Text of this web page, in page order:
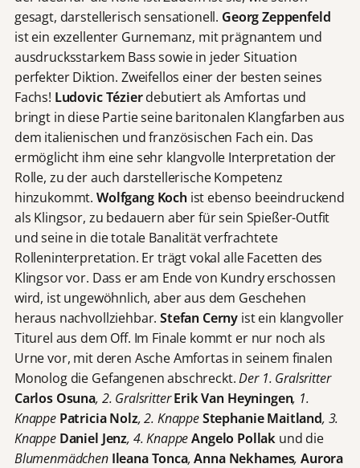
gesagt, darstellerisch sensationell. Georg Zeppenfeld
ist ein exzellenter Gurnemanz, mit prägnantem und
ausdrucksstarkem Bass sowie in jeder Situation
perfekter Diktion. Zweifellos einer der besten seines
Fachs! Ludovic Tézierdebutiert als Amfortas und
bringt in diese Partie seine baritonalen Klangfarben aus
dem italienischen und französischen Fach ein. Das
ermöglicht ihm eine sehr klangvolle Interpretation der
Rolle, zu der auch darstellerische Kompetenz
hinzukommt. Wolfgang Kochist ebenso beeindruckend
als Klingsor, zu bedauern aber für sein Spießer-Outfit
und seine in die totale Banalität verfrachtete
Rolleninterpretation. Er trägt vokal alle Facetten des
Klingsor vor. Dass er am Ende von Kundry erschossen
wird, ist ungewöhnlich, aber aus dem Geschehen
heraus nachvollziehbar.Stefan Cerny ist ein klangvoller
Titurel aus dem Off. Im Finale kommt er nur noch als
Urne vor, mit deren Asche Amfortas in seinem finalen
Monolog die Gefangenen abschreckt.Der 1. Gralsritter
Carlos Osuna, 2. Gralsritter Erik Van Heyningen, 1.
Knappe Patricia Nolz,2. KnappeStephanie Maitland, 3.
Knappe Daniel Jenz, 4. KnappeAngelo Pollak und die
Blumenmädchen Ileana Tonca,Anna Nekhames,Aurora